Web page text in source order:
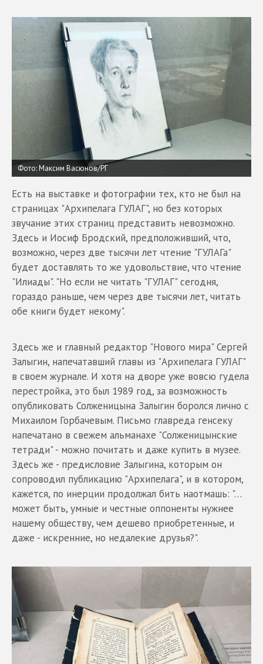
Фото: Максим Васюнов/РГ
Есть на выставке и фотографии тех, кто не был на
страницах "Архипелага ГУЛАГ", но без которых
звучание этих страниц представить невозможно.
Здесь и Иосиф Бродский, предположивший, что,
возможно, через две тысячи лет чтение "ГУЛАГа"
будет доставлять то же удовольствие, что чтение
"Илиады". "Но если не читать "ГУЛАГ" сегодня,
гораздо раньше, чем через две тысячи лет, читать
обе книги будет некому".
Здесь же и главный редактор "Нового мира" Сергей
Залыгин, напечатавший главы из "Архипелага ГУЛАГ"
в своем журнале. И хотя на дворе уже вовсю гудела
перестройка, это был 1989 год, за возможность
опубликовать Солженицына Залыгин боролся лично с
Михаилом Горбачевым. Письмо главреда генсеку
напечатано в свежем альманахе "Солженицынские
тетради" - можно почитать и даже купить в музее.
Здесь же - предисловие Залыгина, которым он
сопроводил публикацию "Архипелага", и в котором,
кажется, по инерции продолжал бить наотмашь: "…
может быть, умные и честные оппоненты нужнее
нашему обществу, чем дешево приобретенные, и
даже - искренние, но недалекие друзья?".